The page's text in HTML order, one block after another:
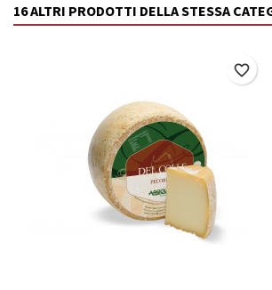
16 ALTRI PRODOTTI DELLA STESSA
favorite_border